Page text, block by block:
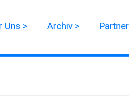
Uns > Archiv > Partner